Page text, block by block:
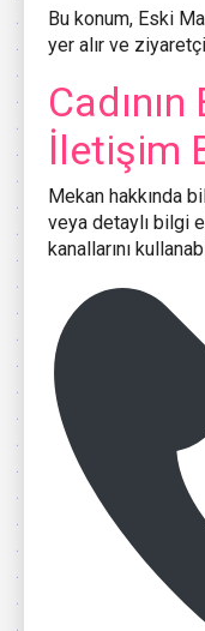
Bu konum, Eski
yer alır ve
İletişim
Mekan hakkında
veya detaylı bilgi
kanallarını